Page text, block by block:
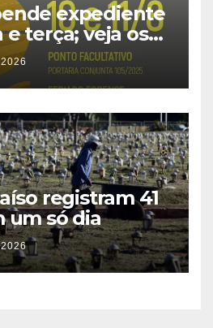
expediente
terça; veja os
registram 41
um só dia
2026